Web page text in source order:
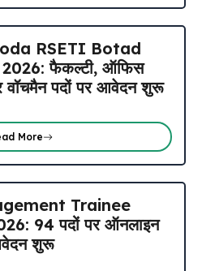
RSETI Botad
फैकल्टी, ऑफिस
पदों पर आवेदन शुरू
More
Trainee
94 पदों पर ऑनलाइन
शुरू